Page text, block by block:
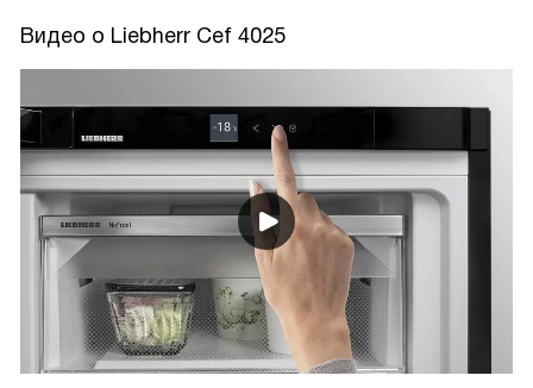
Видео о Liebherr Cef 4025